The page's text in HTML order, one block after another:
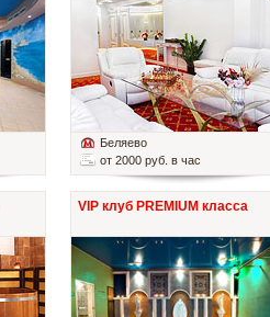
Беляево
от 2000 руб. в час
VIP клуб PREMIUM класса